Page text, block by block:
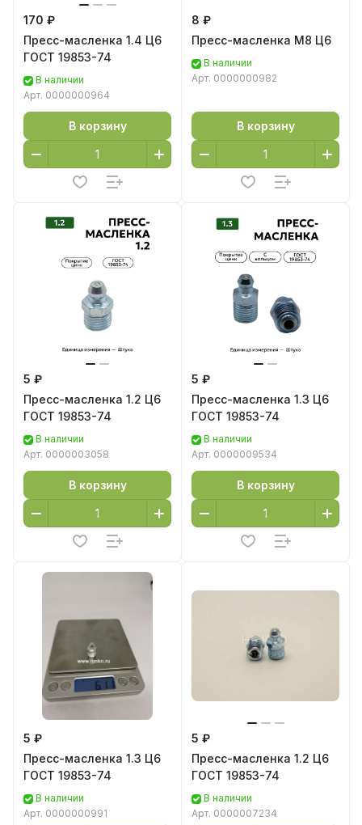
170 ₽
Пресс-масленка 1.4 Ц6
ГОСТ 19853-74
В наличии
Арт. 0000000964
В корзину
8 ₽
Пресс-масленка М8 Ц6
В наличии
Арт. 0000000982
В корзину
5 ₽
Пресс-масленка 1.2 Ц6
ГОСТ 19853-74
В наличии
Арт. 0000003058
В корзину
5 ₽
Пресс-масленка 1.3 Ц6
ГОСТ 19853-74
В наличии
Арт. 0000009534
В корзину
5 ₽
Пресс-масленка 1.3 Ц6
ГОСТ 19853-74
В наличии
Арт. 0000000991
5 ₽
Пресс-масленка 1.2 Ц6
ГОСТ 19853-74
В наличии
Арт. 0000007234